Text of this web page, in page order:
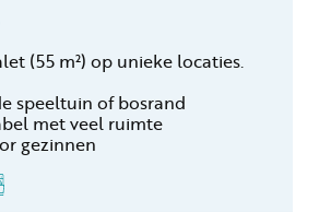
(55 m²) op unieke locaties.
speeltuin of bosrand
met veel ruimte
gezinnen
Inclusief
Toeristenbelasting